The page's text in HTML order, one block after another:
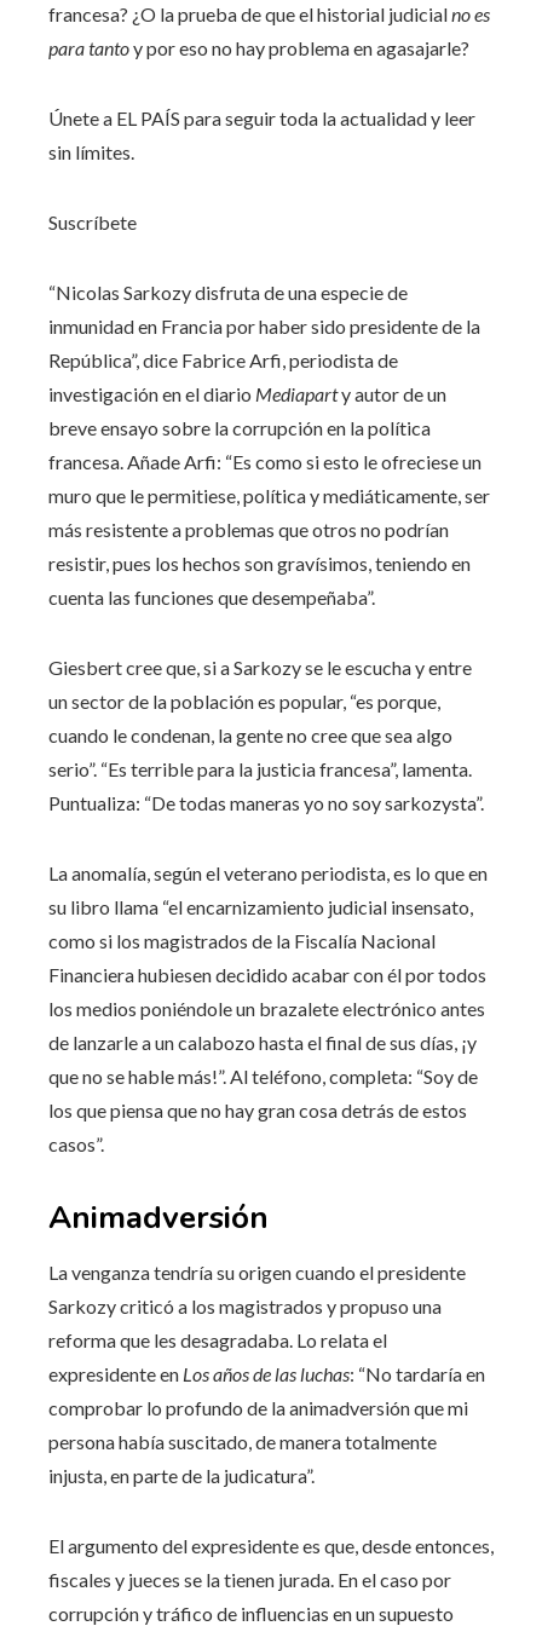
francesa? ¿O la prueba de que el historial judicialno es
para tantoy por eso no hay problema en agasajarle?
Únete a EL PAÍS para seguir toda la actualidad y leer
sin límites.
Suscríbete
“Nicolas Sarkozy disfruta de una especie de
inmunidad en Francia por haber sido presidente de la
República”, dice Fabrice Arfi, periodista de
investigación en el diario Mediaparty autor de un
breve ensayo sobre la corrupción en la política
francesa. Añade Arfi: “Es como si esto le ofreciese un
muro que le permitiese, política y mediáticamente, ser
más resistente a problemas que otros no podrían
resistir, pues los hechos son gravísimos, teniendo en
cuenta las funciones que desempeñaba”.
Giesbert cree que, si a Sarkozy se le escucha y entre
un sector de la población es popular, “es porque,
cuando le condenan, la gente no cree que sea algo
serio”. “Es terrible para la justicia francesa”, lamenta.
Puntualiza: “De todas maneras yo no soy sarkozysta”.
La anomalía, según el veterano periodista, es lo que en
su libro llama “el encarnizamiento judicial insensato,
como si los magistrados de la Fiscalía Nacional
Financiera hubiesen decidido acabar con él por todos
los medios poniéndole un brazalete electrónico antes
de lanzarle a un calabozo hasta el final de sus días, ¡y
que no se hable más!”. Al teléfono, completa: “Soy de
los que piensa que no hay gran cosa detrás de estos
casos”.
Animadversión
La venganza tendría su origen cuando el presidente
Sarkozy criticó a los magistrados y propuso una
reforma que les desagradaba. Lo relata el
expresidente en Los años de las luchas: “No tardaría en
comprobar lo profundo de la animadversión que mi
persona había suscitado, de manera totalmente
injusta, en parte de la judicatura”.
El argumento del expresidente es que, desde entonces,
fiscales y jueces se la tienen jurada. En el caso por
corrupción y tráfico de influencias en un supuesto